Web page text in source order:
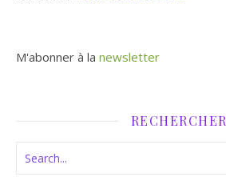
M'abonner à la newsletter
RECHERCHER